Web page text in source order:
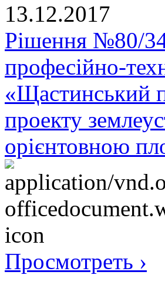
13.12.2017
Рішення №80/
професійно-
«Щастинський
проекту
орієнтовною
Просмотреть ›